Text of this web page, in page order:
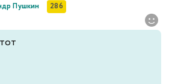
Пушкин 286